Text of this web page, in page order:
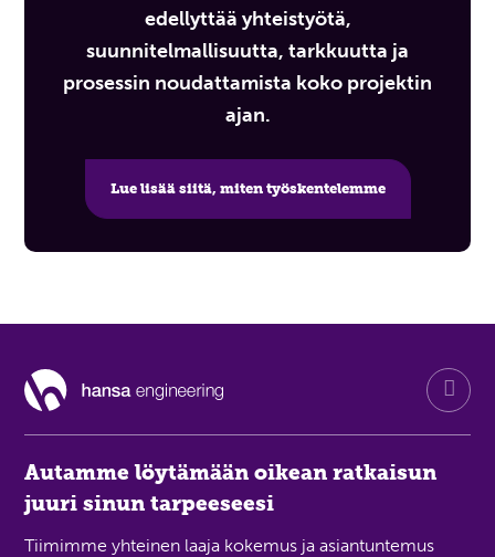
edellyttää yhteistyötä,
suunnitelmallisuutta, tarkkuutta ja
prosessin noudattamista koko projektin
ajan.
Lue lisää siitä, miten työskentelemme
Autamme löytämään oikean ratkaisun
juuri sinun tarpeeseesi
Tiimimme yhteinen laaja kokemus ja asiantuntemus